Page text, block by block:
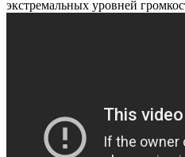
экстремальных уровней